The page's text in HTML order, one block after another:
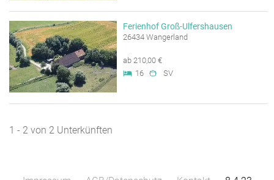
Ferienhof Groß-Ulfershausen
26434 Wangerland
ab 210,00 €
16
SV
1 - 2 von 2 Unterkünften